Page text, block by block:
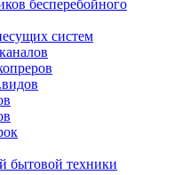
бесперебойного
систем
бытовой техники